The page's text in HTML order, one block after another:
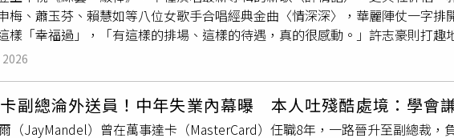
元債，以參與新興市場經濟復甦機會，另一方面也可在美元走弱時受惠新興市
使用多張桌子，最終卻未給予任何小費。他無奈地說：「佔了我兩個桌位，坐
傷。」除了Josh，大兒子也在影片中分享自己的觀察。他認為，對許多留學生
程。離開校園與家庭的庇護後，才真正學會如何面對人際互動、社會壓力與金
得艱難。」作為母親，李蒨蓉在影片中難掩心疼。她坦言，看到孩子在異地為
壓力，甚至為了一兩塊錢的
小費 斤斤計較，實在讓人心酸。她表示，有時孩子
；但偶爾也會因為拿到較多小費而短暫感到欣慰，「當媽媽的我，邊聽邊心疼
「原來端盤子端的，不只是餐點，是責任感、是體力、是抗壓性，也是對金錢
梅、蕭玉芬、賴慧如等八位女歌手合唱經典金曲〈情深深〉，華麗陣仗一字排
樣「幸福過」，「有這樣的排場、這樣的待遇，真的很感動。」許志豪則打趣
出來發了？」節目中陳隨意、沈建豪、吳俊宏再度以「三小虎」合體演出，歌
悉旋律一響，滿滿回憶殺，康康也為壯年版的『三小虎』給予肯定：「我們看
練了很久」，許志豪也深受感動：「小時候的偶像，你們把他重現了，但看了
這樣子。」64年次的陳隨意則透露自己其實和小虎隊年紀沒有差太多。因為是
得老陳（陳隨意）勇氣可嘉，而且你是不是有想往唱跳路線走？你都站C位。
副總淪外送員！中年失業內幕曝 本人吐殘酷處境：學會
（JayMandel）曾在萬事達卡（MasterCard）任職8年，一路晉升至副總裁，